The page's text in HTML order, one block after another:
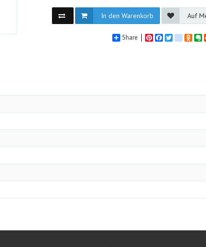
In den Warenkorb Auf
Share PinterestFacebook
Twitter